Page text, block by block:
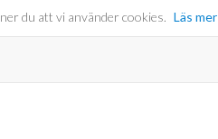
du att vi använder cookies. Läs mer